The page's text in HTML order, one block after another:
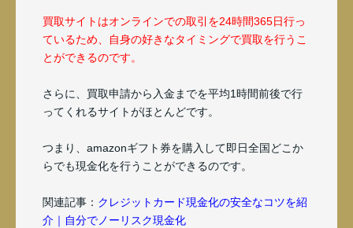
買取サイトはオンラインでの取引を24時間365日行っ
ているため、自身の好きなタイミングで買取を行うこ
とができるのです。
さらに、買取申請から入金までを平均1時間前後で行
ってくれるサイトがほとんどです。
つまり、amazonギフト券を購入して即日全国どこか
らでも現金化を行うことができるのです。
関連記事： クレジットカード現金化の安全なコツを紹
介｜自分でノーリスク現金化